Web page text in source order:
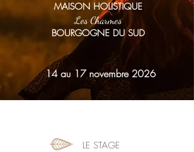
MAISON HOLISTIQUE
Les Charmes
BOURGOGNE DU SUD
14 au 17 novembre 2026
LE STAGE